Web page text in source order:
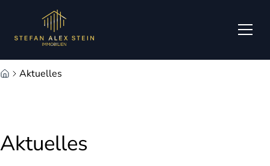
Zum Hauptinhalt springen
Zum Fuß springen
Aktuelles
Aktuelles